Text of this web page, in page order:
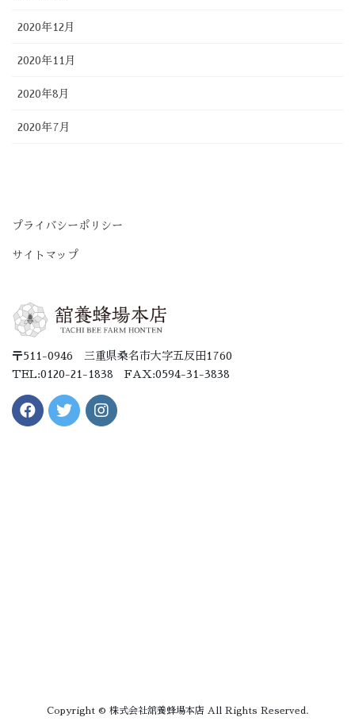
2020年12月
2020年11月
2020年8月
2020年7月
プライバシーポリシー
サイトマップ
〒511-0946 三重県桑名市大字五反田1760
TEL:0120-21-1838 FAX:0594-31-3838
Copyright © 株式会社舘養蜂場本店 All Rights Reserved.